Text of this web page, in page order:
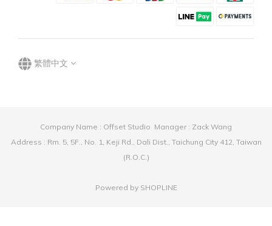
繁體中文
Company Name : Offset Studio Manager : Zack Wang
Address : Rm. 5, 5F., No. 1, Keji Rd., Dali Dist., Taichung City 412, Taiwan
(R.O.C.)
Powered by SHOPLINE